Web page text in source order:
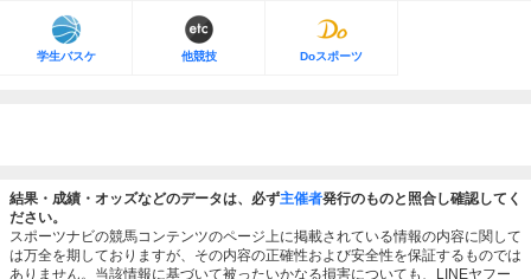
学生バスケ 他競技 Doスポーツ
結果・成績・オッズなどのデータは、必ず主催者発行のものと照合し確認してく
ださい。
スポーツナビの競馬コンテンツのページ上に掲載されている情報の内容に関して
は万全を期しておりますが、その内容の正確性および安全性を保証するものでは
ありません。当該情報に基づいて被ったいかなる損害についても、LINEヤフー